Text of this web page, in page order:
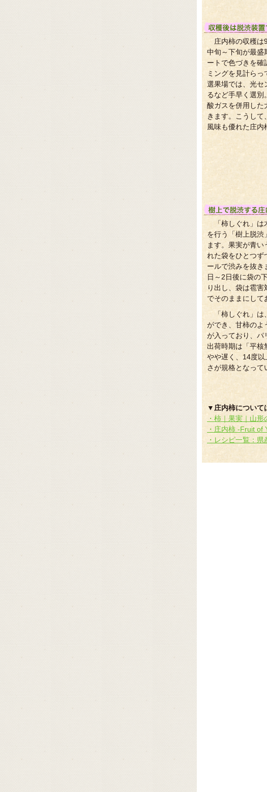
庄内柿の収穫は
中旬～下旬が最盛
ートで色づきを確
ミングを見計らっ
選果場では、光セ
るなど手早く選別
酸ガスを併用した
きます。こうして
風味も優れた庄内
「柿しぐれ」
を行う「樹上脱渋
ます。果実が青い
れた袋をひとつず
ールで渋みを抜き
日～2日後に袋の
り出し、袋は雹害
でそのままにして
「柿しぐれ」
ができ、甘柿のよ
が入っており、パ
出荷時期は「平核
やや遅く、14度以
さが規格となって
▼庄内柿について
・柿｜果実｜山
・庄内柿 -Fruit of
・レシピ一覧：